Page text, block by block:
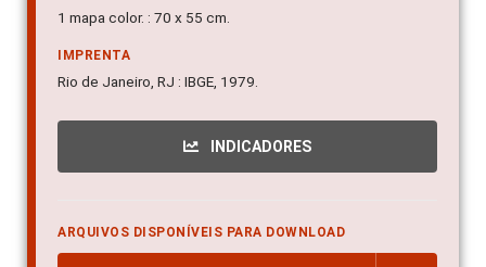
1 mapa color. : 70 x 55 cm.
IMPRENTA
Rio de Janeiro, RJ : IBGE, 1979.
INDICADORES
ARQUIVOS DISPONÍVEIS PARA DOWNLOAD